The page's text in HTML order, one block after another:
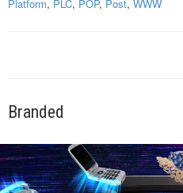
Platform, PLC, POP, Post, WWW
Branded